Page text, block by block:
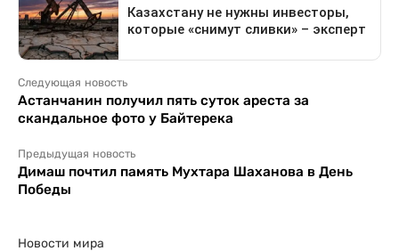
Следующая новость
Астанчанин получил пять суток ареста за
скандальное фото у Байтерека
Предыдущая новость
Димаш почтил память Мухтара Шаханова в День
Победы
Новости мира